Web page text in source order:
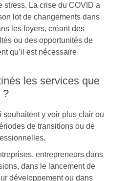
stress. La crise du COVID a
lot de changements dans
les foyers, créant des
ou des opportunités de
qu’il est nécessaire
les services que
?
souhaitent y voir plus clair ou
de transitions ou de
entrepreneurs dans
dans le lancement de
développement ou dans